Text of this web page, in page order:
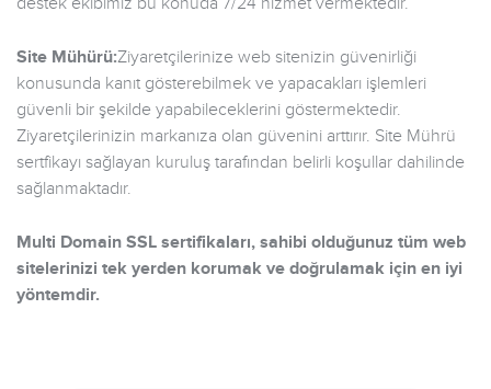
Site Mühürü:Ziyaretçilerinize web sitenizin güvenirliği
konusunda kanıt gösterebilmek ve yapacakları işlemleri
güvenli bir şekilde yapabileceklerini göstermektedir.
Ziyaretçilerinizin markanıza olan güvenini arttırır. Site Mührü
sertfikayı sağlayan kuruluş tarafından belirli koşullar dahilinde
sağlanmaktadır.
Multi Domain SSL sertifikaları, sahibi olduğunuz tüm web
sitelerinizi tek yerden korumak ve doğrulamak için en iyi
yöntemdir.